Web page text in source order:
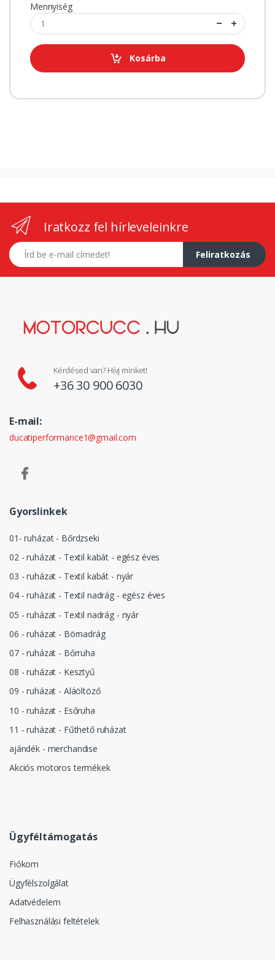
Mennyiség
Kosárba
Iratkozz fel hírleveleinkre
E-mail címed
Feliratkozás
Kérdésed van? Hívj minket!
+36 30 900 6030
E-mail:
ducatiperformance1@gmail.com
Gyorslinkek
01- ruházat - Bőrdzseki
02 - ruházat - Textil kabát - egész éves
03 - ruházat - Textil kabát - nyár
04 - ruházat - Textil nadrág - egész éves
05 - ruházat - Textil nadrág - nyár
06 - ruházat - Börnadrág
07 - ruházat - Bőrruha
08 - ruházat - Kesztyű
09 - ruházat - Aláöltöző
10 - ruházat - Esőruha
11 - ruházat - Fűthető ruházat
ajándék - merchandise
Akciós motoros termékek
Ügyféltámogatás
Fiókom
Ügyfélszolgálat
Adatvédelem
Felhasználási feltételek